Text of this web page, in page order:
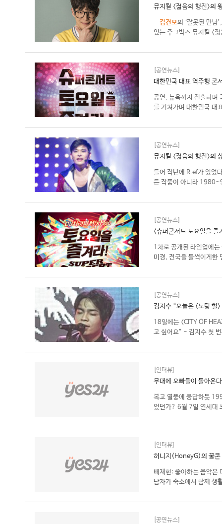
뮤지컬 <젊음의 행진>의
김건모의 ‘잘못된 만남
있는 주크박스 뮤지컬 <
[공연뉴스]
대한민국 대표 역주행 콘
공연, 뉴욕까지 진출하며
를 거쳐가며 대한민국 대
[공연뉴스]
뮤지컬 <젊음의 행진>의
들어 작년에 R.ef가 있었
든 작품이 아니라
[공연뉴스]
<슈퍼콘서트 토요일을
1차로 공개된 라인업에
미경, 전국을 들썩이게한
[공연뉴스]
김지수 “오늘은 <노팅 힐
18일에는 <CITY OF
고 싶어요” - 김지수 첫
[인터뷰]
무대에 오빠들이 돌아온
복고 열풍에 응답하듯
었던가? 6월 7일 연세대
[인터뷰]
허니지(HoneyG)의 꿀
배재현: 좋아하는 음악은
남자가 숙소에서 함께 생
[공연뉴스]